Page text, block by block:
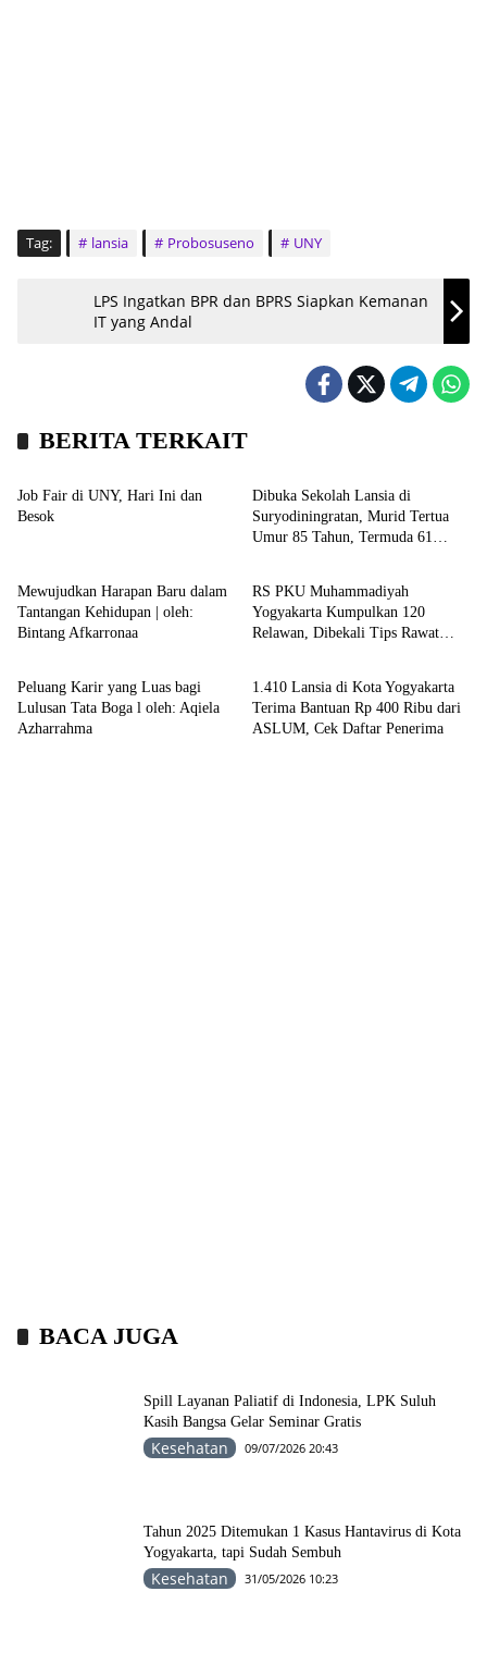
Tag: lansia Probosuseno UNY
LPS Ingatkan BPR dan BPRS Siapkan Kemanan
IT yang Andal
BERITA TERKAIT
Agenda
Job Fair di UNY, Hari Ini dan
Besok
Dibuka Sekolah Lansia di
Suryodiningratan, Murid Tertua
Umur 85 Tahun, Termuda 61
Mewujudkan Harapan Baru dalam
Tantangan Kehidupan | oleh:
Bintang Afkarronaa
Kesehatan
RS PKU Muhammadiyah
Yogyakarta Kumpulkan 120
Relawan, Dibekali Tips Rawat
Opini
Peluang Karir yang Luas bagi
Lulusan Tata Boga l oleh: Aqiela
Azharrahma
Kronika
1.410 Lansia di Kota Yogyakarta
Terima Bantuan Rp 400 Ribu dari
ASLUM, Cek Daftar Penerima
BACA JUGA
Spill Layanan Paliatif di Indonesia, LPK Suluh
Kasih Bangsa Gelar Seminar Gratis
Kesehatan 09/07/2026 20:43
Tahun 2025 Ditemukan 1 Kasus Hantavirus di Kota
Yogyakarta, tapi Sudah Sembuh
Kesehatan 31/05/2026 10:23